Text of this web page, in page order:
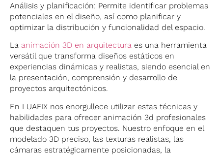
Análisis y planificación: Permite identificar problemas
potenciales en el diseño, así como planificar y
optimizar la distribución y funcionalidad del espacio.
La animación 3D en arquitectura es una herramienta
versátil que transforma diseños estáticos en
experiencias dinámicas y realistas, siendo esencial en
la presentación, comprensión y desarrollo de
proyectos arquitectónicos.
En LUAFIX nos enorgullece utilizar estas técnicas y
habilidades para ofrecer animación 3d profesionales
que destaquen tus proyectos. Nuestro enfoque en el
modelado 3D preciso, las texturas realistas, las
cámaras estratégicamente posicionadas, la